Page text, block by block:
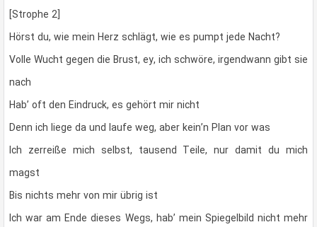
[Strophe 2]
Hörst du, wie mein Herz schlägt, wie es pumpt jede Nacht?
Volle Wucht gegen die Brust, ey, ich schwöre, irgendwann gibt sie
nach
Hab’ oft den Eindruck, es gehört mir nicht
Denn ich liege da und laufe weg, aber kein’n Plan vor was
Ich zerreiße mich selbst, tausend Teile, nur damit du mich
magst
Bis nichts mehr von mir übrig ist
Ich war am Ende dieses Wegs, hab’ mein Spiegelbild nicht mehr